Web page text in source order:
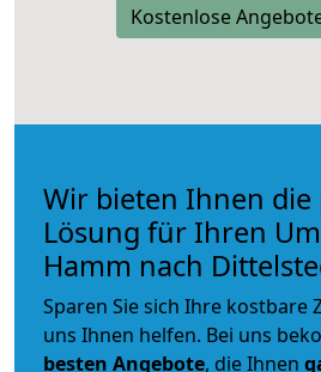
Kostenlose
Wir bieten Ihnen die
Lösung für Ihren
Hamm nach
Sparen Sie sich Ihre kostbare
uns Ihnen helfen. Bei uns
besten Angebote, die Ihnen